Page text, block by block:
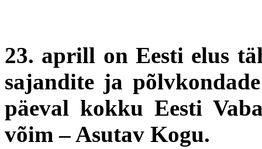
23. aprill on Eesti elus
sajandite ja
päeval kokku Eesti
võim – Asutav Kogu.